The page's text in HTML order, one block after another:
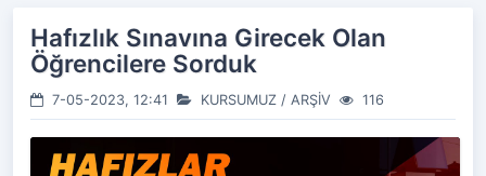
Hafızlık Sınavına Girecek Olan
Öğrencilere Sorduk
7-05-2023, 12:41 KURSUMUZ / ARŞİV 116